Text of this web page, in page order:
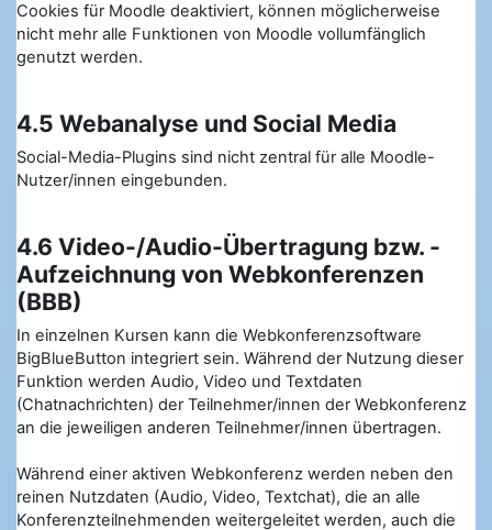
Cookies für Moodle deaktiviert, können möglicherweise
nicht mehr alle Funktionen von Moodle vollumfänglich
genutzt werden.
4.5 Webanalyse und Social Media
Social-Media-Plugins sind nicht zentral für alle Moodle-
Nutzer/innen eingebunden.
4.6 Video-/Audio-Übertragung bzw. -
Aufzeichnung von Webkonferenzen
(BBB)
In einzelnen Kursen kann die Webkonferenzsoftware
BigBlueButton integriert sein. Während der Nutzung dieser
Funktion werden Audio, Video und Textdaten
(Chatnachrichten) der Teilnehmer/innen der Webkonferenz
an die jeweiligen anderen Teilnehmer/innen übertragen.
Während einer aktiven Webkonferenz werden neben den
reinen Nutzdaten (Audio, Video, Textchat), die an alle
Konferenzteilnehmenden weitergeleitet werden, auch die